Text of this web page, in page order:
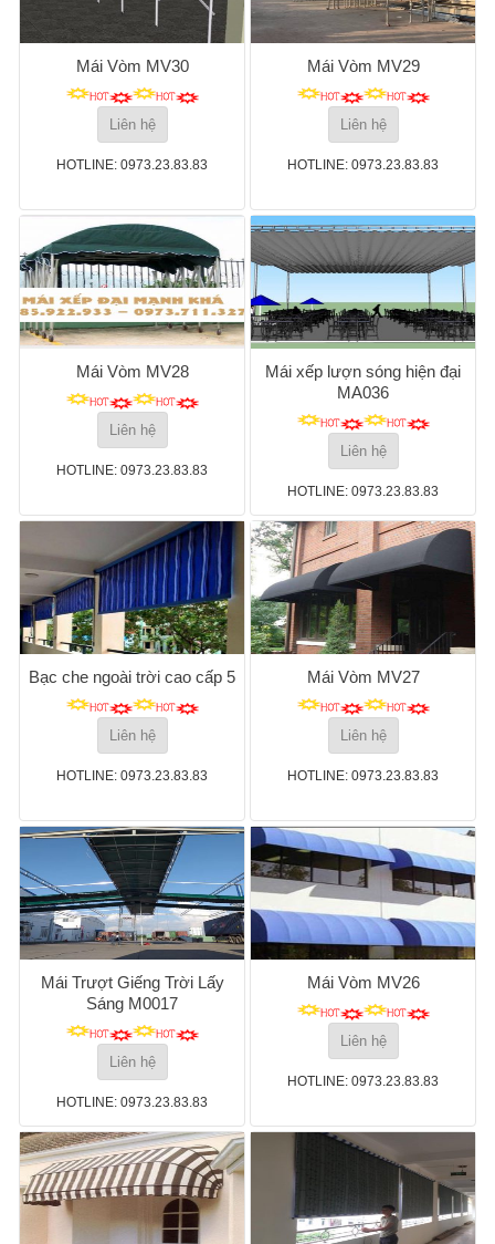
Mái Vòm MV30
Liên hệ
HOTLINE: 0973.23.83.83
Mái Vòm MV29
Liên hệ
HOTLINE: 0973.23.83.83
Mái Vòm MV28
Liên hệ
HOTLINE: 0973.23.83.83
Mái xếp lượn sóng hiện đại
MA036
Liên hệ
HOTLINE: 0973.23.83.83
Bạc che ngoài trời cao cấp 5
Liên hệ
HOTLINE: 0973.23.83.83
Mái Vòm MV27
Liên hệ
HOTLINE: 0973.23.83.83
Mái Trượt Giếng Trời Lấy
Sáng M0017
Liên hệ
HOTLINE: 0973.23.83.83
Mái Vòm MV26
Liên hệ
HOTLINE: 0973.23.83.83